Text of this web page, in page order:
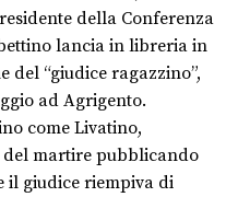
della Conferenza
lancia in libreria in
del “giudice ragazzino”,
ad Agrigento.
come Livatino,
martire pubblicando
il giudice riempiva di